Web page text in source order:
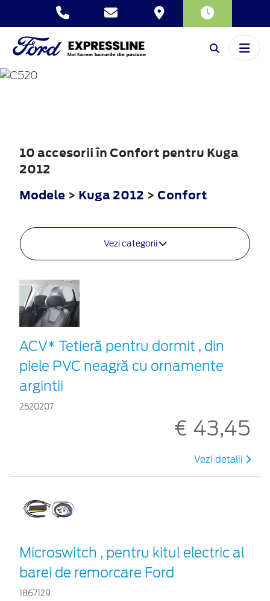
KUGA
10 accesorii în Confort pentru Kuga
2012
Modele > Kuga 2012 > Confort
Vezi categorii
ACV* Tetieră pentru dormit , din
piele PVC neagră cu ornamente
argintii
2520207
€ 43,45
Vezi detalii
Microswitch , pentru kitul electric al
barei de remorcare Ford
1867129